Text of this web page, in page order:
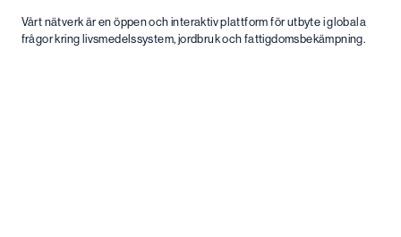
Vårt nätverk är en öppen och interaktiv plattform för utbyte i globala
frågor kring livsmedelssystem, jordbruk och fattigdomsbekämpning.